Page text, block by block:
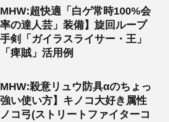
MHW:超快適「白ゲ常時100%会
の達人芸」装備】旋回ループ
剣「ガイラスライサー・王」
痺賊」活用例
MHW:殺意リュウ防具αのちょっ
い使い方】キノコ大好き属性
コ弓(ストリートファイターコ